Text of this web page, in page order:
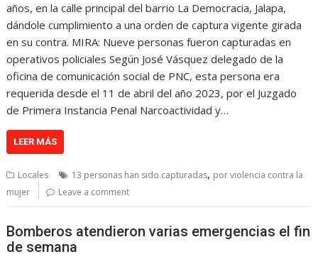
años, en la calle principal del barrio La Democracia, Jalapa,
dándole cumplimiento a una orden de captura vigente girada
en su contra. MIRA: Nueve personas fueron capturadas en
operativos policiales Según José Vásquez delegado de la
oficina de comunicación social de PNC, esta persona era
requerida desde el 11 de abril del año 2023, por el Juzgado
de Primera Instancia Penal Narcoactividad y…
LEER MÁS
Locales 13 personas han sido capturadas, por violencia contra la
mujer
Leave a comment
Bomberos atendieron varias emergencias el fin
de semana